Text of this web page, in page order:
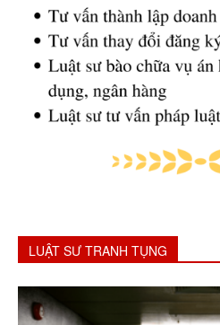
LUẬT SƯ TRANH TỤNG